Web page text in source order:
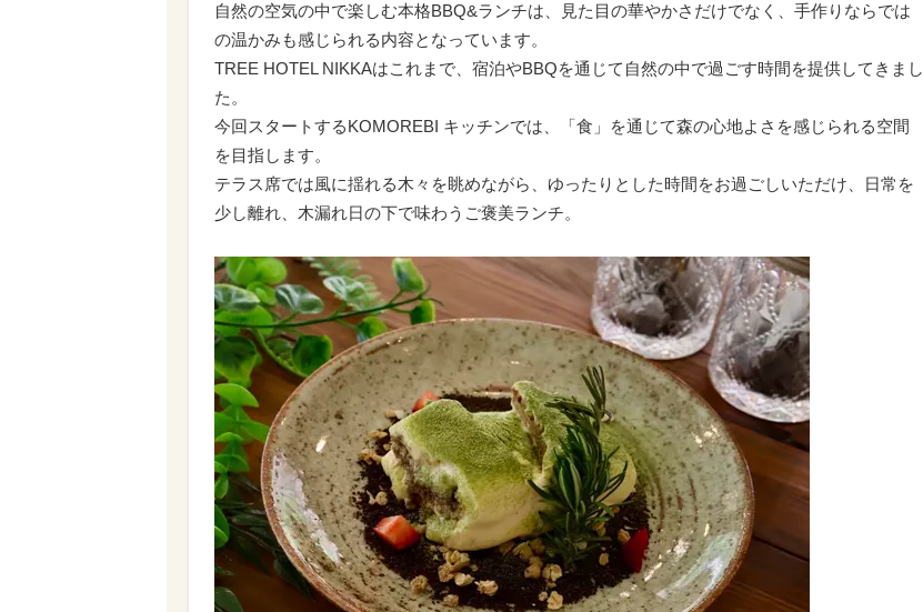
自然の空気の中で楽しむ本格BBQ&ランチは、見た目の華やかさだけでなく、手作りならでは
の温かみも感じられる内容となっています。
TREE HOTEL NIKKAはこれまで、宿泊やBBQを通じて自然の中で過ごす時間を提供してきまし
た。
今回スタートするKOMOREBI キッチンでは、「食」を通じて森の心地よさを感じられる空間
を目指します。
テラス席では風に揺れる木々を眺めながら、ゆったりとした時間をお過ごしいただけ、日常を
少し離れ、木漏れ日の下で味わうご褒美ランチ。